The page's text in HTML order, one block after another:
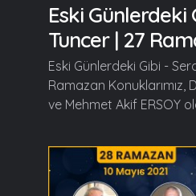
Eski Günlerdeki
Tuncer | 27
Eski Günlerdeki Gibi -
Ramazan Konuklarımız,
ve Mehmet Akif ERSOY